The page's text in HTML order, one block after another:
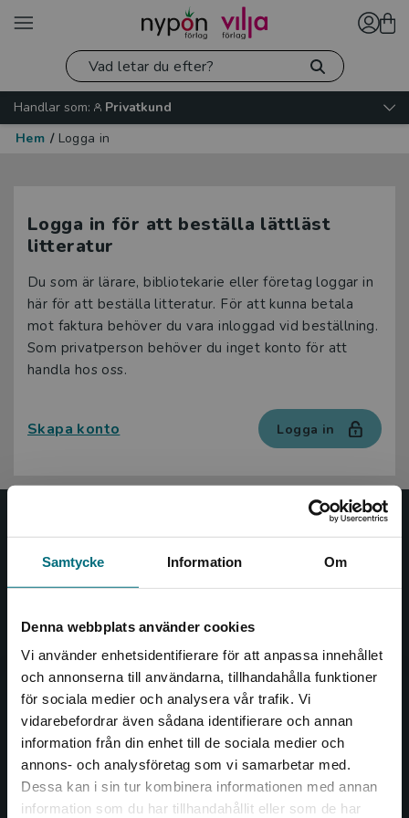
Samtycke Information Om
Denna webbplats använder cookies
Vi använder enhetsidentifierare för att anpassa innehållet
och annonserna till användarna, tillhandahålla funktioner
för sociala medier och analysera vår trafik. Vi
vidarebefordrar även sådana identifierare och annan
information från din enhet till de sociala medier och
annons- och analysföretag som vi samarbetar med.
Dessa kan i sin tur kombinera informationen med annan
information som du har tillhandahållit eller som de har
Begränsad fraktregion
Handlar som:
Privatkund
Hem / Logga in
Logga in för att beställa lättläst
litteratur
Du som är lärare, bibliotekarie eller företag loggar in
här för att beställa litteratur. För att kunna betala
mot faktura behöver du vara inloggad vid beställning.
Som privatperson behöver du inget konto för att
handla hos oss.
Skapa konto Logga in
Nypon och Vilja
såväl barn som vuxna.
Kontakta oss
Kontakta oss
046-31 20 00
Box 141